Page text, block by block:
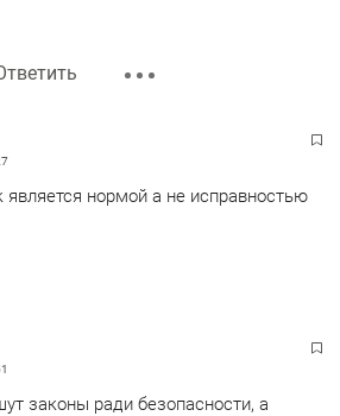
нормой а не исправностью
законы ради безопасности, а